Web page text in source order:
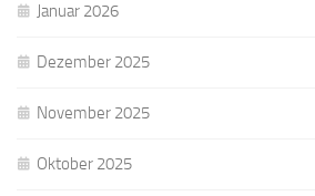
Januar 2026
Dezember 2025
November 2025
Oktober 2025